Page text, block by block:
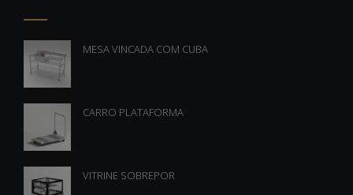
MESA VINCADA COM CUBA
CARRO PLATAFORMA
VITRINE SOBREPOR